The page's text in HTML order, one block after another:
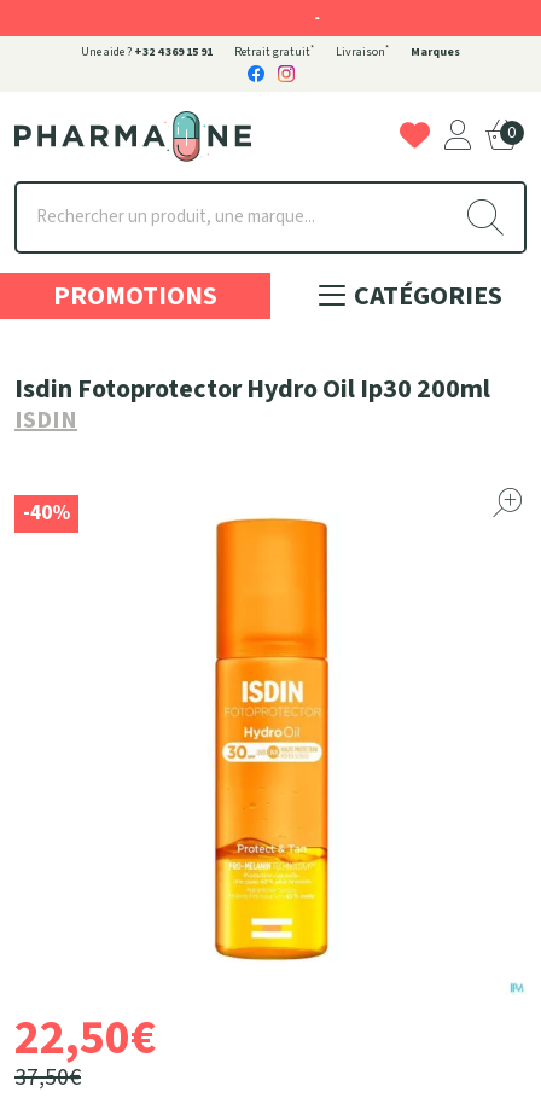
Une aide ? +32 4 369 15 91 Retrait gratuit* Livraison* Marques
Pharmaone Votre pharmacie en ligne à votre service
0
PROMOTIONS CATÉGORIES
Isdin Fotoprotector Hydro Oil Ip30 200ml
ISDIN
-40%
22,50€
37,50€